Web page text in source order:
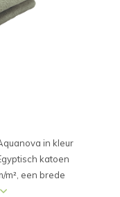
in kleur
katoen
m², een brede